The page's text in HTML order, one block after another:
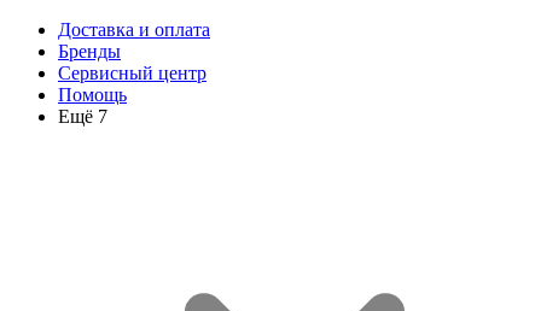
Доставка и оплата
Бренды
Сервисный центр
Помощь
Ещё 7